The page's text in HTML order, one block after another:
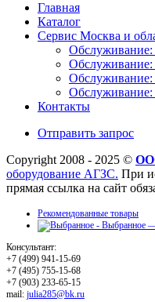
Главная
Каталог
Сервис Москва и
Обслуживание:
Обслуживание:
Обслуживание:
Контакты
Отправить запрос
Copyright 2008 - 2025 ©
оборудование АГЗС. При
прямая ссылка на сайт
Рекомендованные товары
Выбранное
Консультант:
+7 (499) 941-15-69
+7 (495) 755-15-68
+7 (903) 233-65-15
mail: julia285@bk.ru